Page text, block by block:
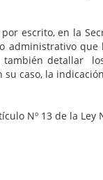
en la
administrativo
también
caso, la
de la Ley